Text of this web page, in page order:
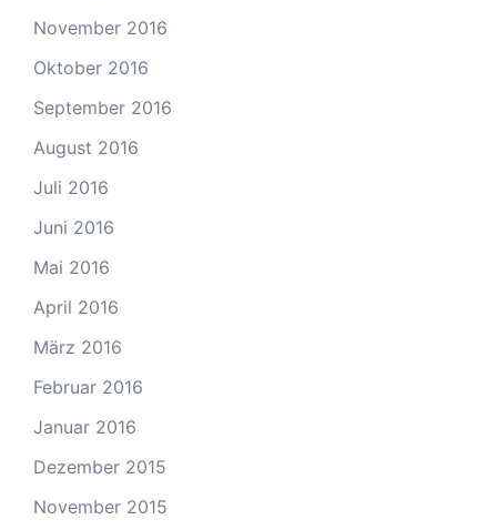
November 2016
Oktober 2016
September 2016
August 2016
Juli 2016
Juni 2016
Mai 2016
April 2016
März 2016
Februar 2016
Januar 2016
Dezember 2015
November 2015